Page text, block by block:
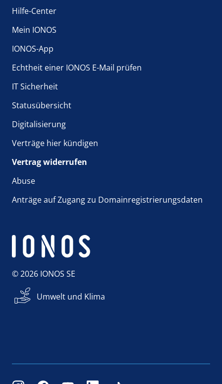
Hilfe-Center
Mein IONOS
IONOS-App
Echtheit einer IONOS E-Mail prüfen
IT Sicherheit
Statusübersicht
Digitalisierung
Verträge hier kündigen
Vertrag widerrufen
Abuse
Anträge auf Zugang zu Domainregistrierungsdaten
© 2026 IONOS SE
Umwelt und Klima